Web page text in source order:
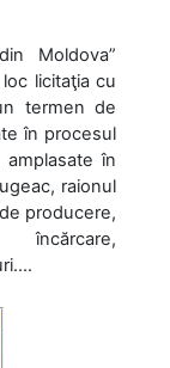
Moldova”
licitaţia cu
termen de
în procesul
în
raionul
producere,